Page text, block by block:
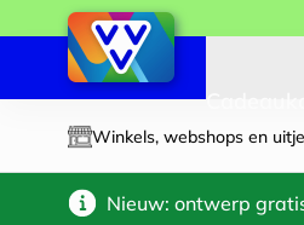
Winkels, webshops en
Nieuw: ontwerp